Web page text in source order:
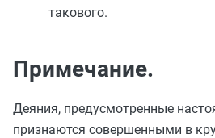
такового.
Примечание.
Деяния, предусмотренные
признаются совершенными в